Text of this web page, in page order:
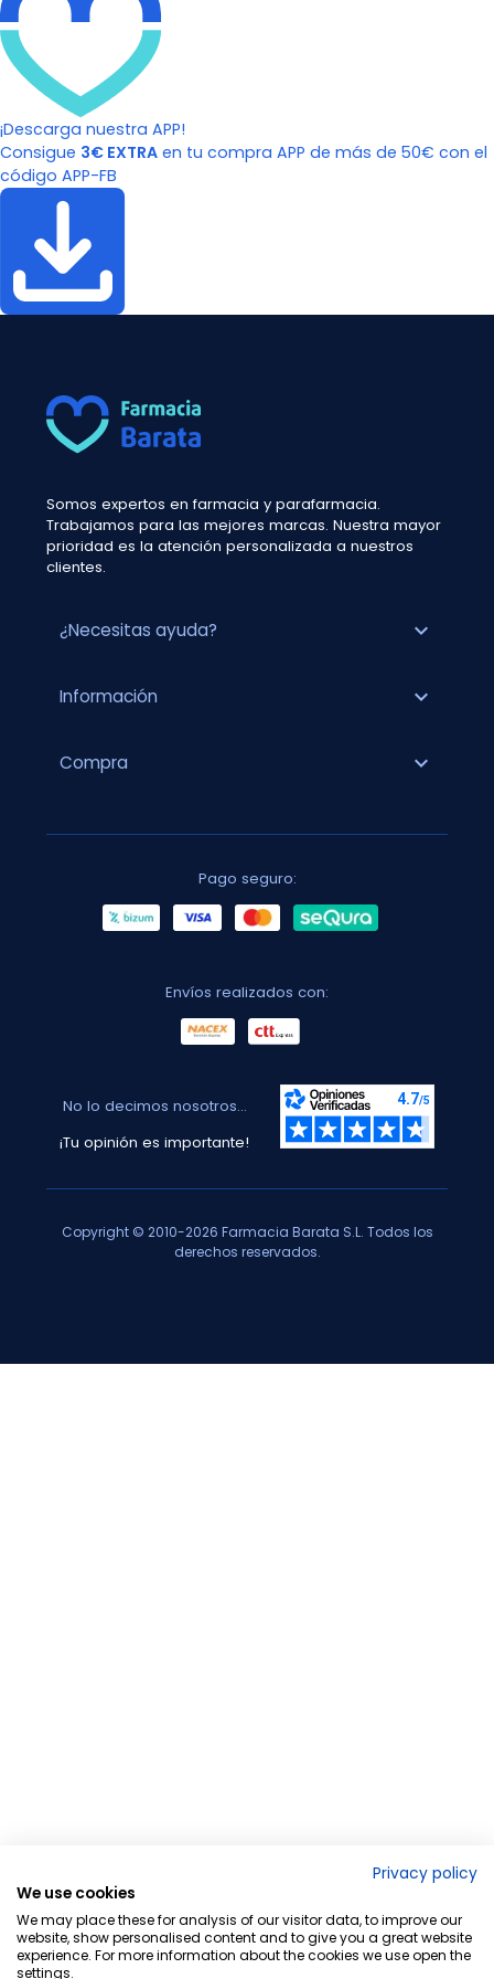
¡Descarga nuestra APP!
Consigue 3€ EXTRA en tu compra APP de más de 50€ con el
código APP-FB
Somos expertos en farmacia y parafarmacia.
Trabajamos para las mejores marcas. Nuestra mayor
prioridad es la atención personalizada a nuestros
clientes.
¿Necesitas ayuda? expand_more
Información expand_more
Compra expand_more
Pago seguro:
Envíos realizados con:
No lo decimos nosotros...
¡Tu opinión es importante!
Copyright © 2010-2026 Farmacia Barata S.L. Todos los
derechos reservados.
Privacy policy
We use cookies
We may place these for analysis of our visitor data, to improve our
website, show personalised content and to give you a great website
experience. For more information about the cookies we use open the
settings.